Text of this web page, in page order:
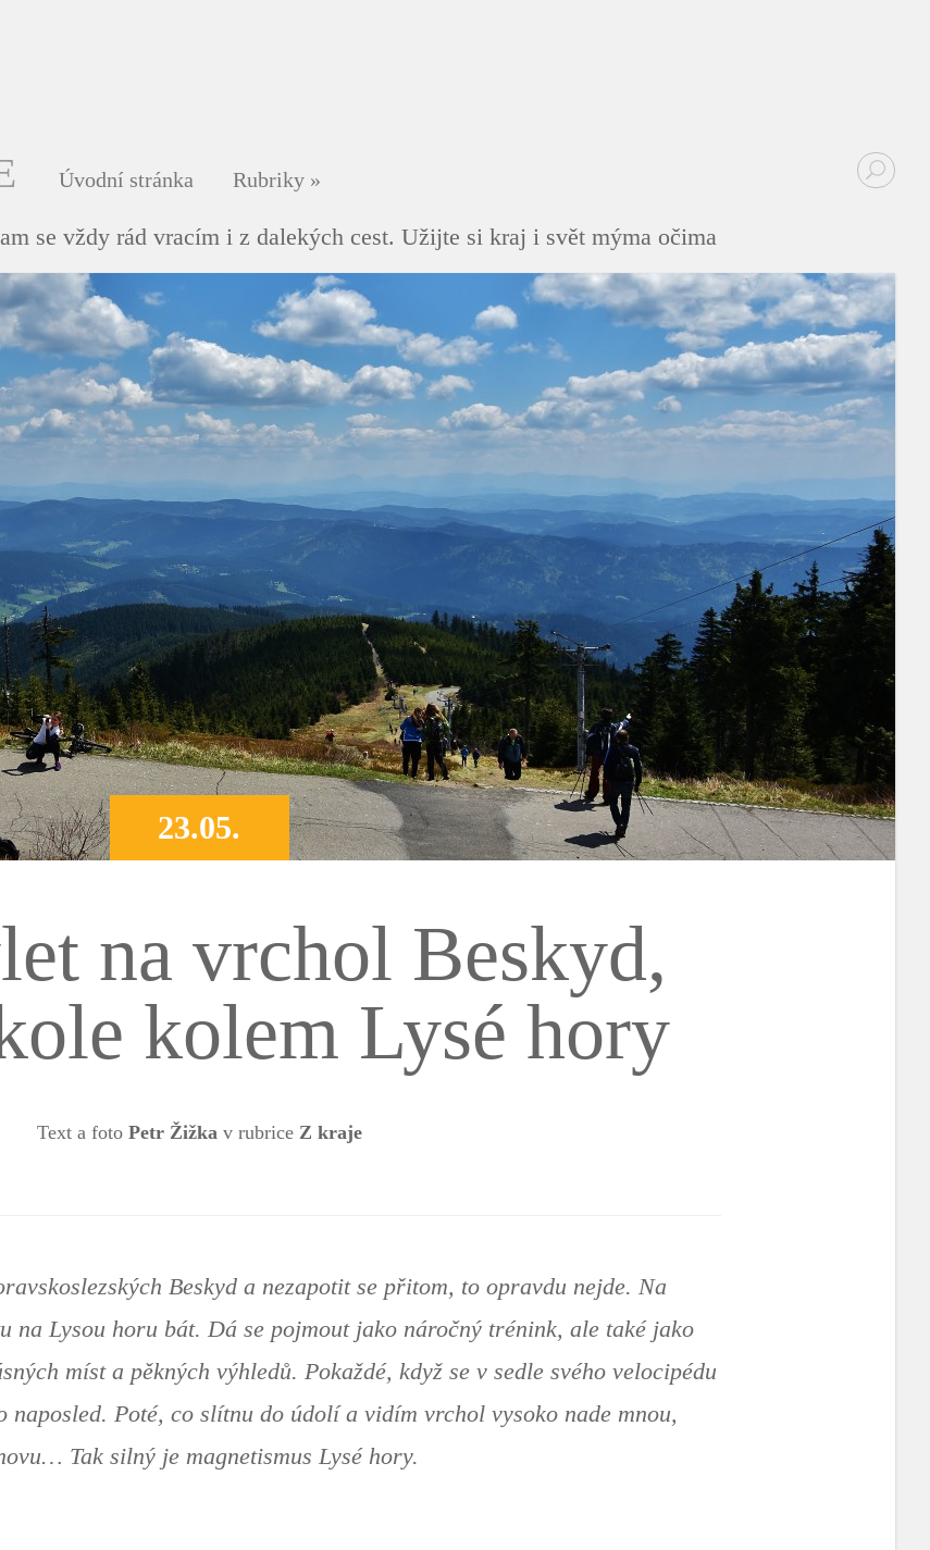
Úvodní stránka Rubriky »
se vždy rád vracím i z dalekých cest. Užijte si kraj i svět mýma očima
23.05.
na vrchol Beskyd,
kolem Lysé hory
Text a foto Petr Žižkav rubrice Z kraje
Beskyd a nezapotit se přitom, to opravdu nejde. Na
na Lysou horu bát. Dá se pojmout jako náročný trénink, ale také jako
míst a pěkných výhledů. Pokaždé, když se v sedle svého velocipédu
Poté, co slítnu do údolí a vidím vrchol vysoko nade mnou,
Tak silný je magnetismus Lysé hory.